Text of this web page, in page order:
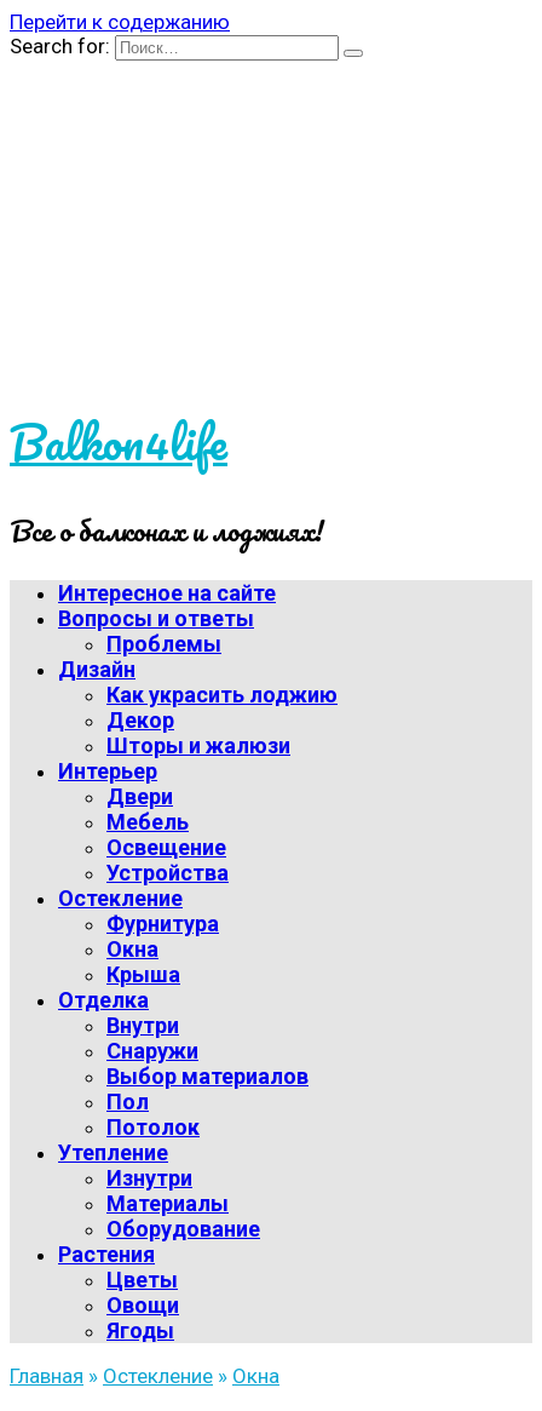
Перейти к содержанию
Search for:
Balkon4life
Все о балконах и лоджиях!
Интересное на сайте
Вопросы и ответы
Проблемы
Дизайн
Как украсить лоджию
Декор
Шторы и жалюзи
Интерьер
Двери
Мебель
Освещение
Устройства
Остекление
Фурнитура
Окна
Крыша
Отделка
Внутри
Снаружи
Выбор материалов
Пол
Потолок
Утепление
Изнутри
Материалы
Оборудование
Растения
Цветы
Овощи
Ягоды
Главная » Остекление » Окна